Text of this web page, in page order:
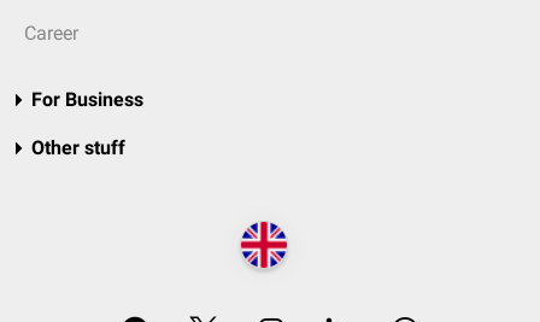
Career
For Business
Other stuff